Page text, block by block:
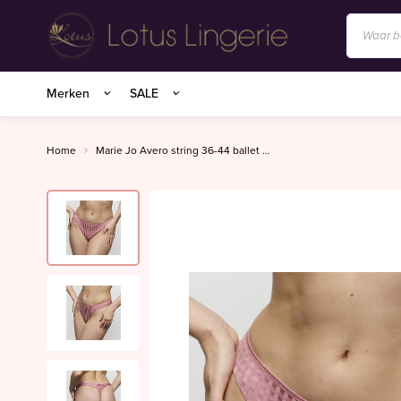
Merken SALE
Anita/Rosa Faia
BIRDLAND sokken
Charlie Choe
Marie Jo
Marie Jo Swim
Superfine organics
Mey Nachtmode
Oroblu
Home Marie Jo Avero string 36-44 ballet pink